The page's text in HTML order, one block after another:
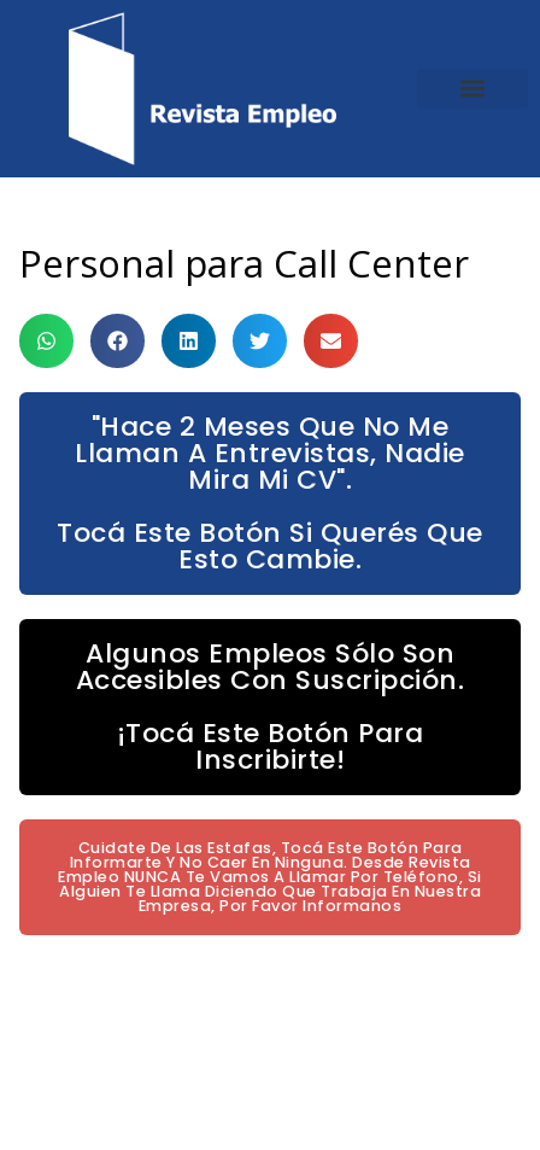
Personal para Call Center
"Hace 2 Meses Que No Me
Llaman A Entrevistas, Nadie
Mira Mi CV".
Tocá Este Botón Si Querés Que
Esto Cambie.
Algunos Empleos Sólo Son
Accesibles Con Suscripción.
¡Tocá Este Botón Para
Inscribirte!
Cuidate De Las Estafas, Tocá Este Botón Para
Informarte Y No Caer En Ninguna. Desde Revista
Empleo NUNCA Te Vamos A Llamar Por Teléfono, Si
Alguien Te Llama Diciendo Que Trabaja En Nuestra
Empresa, Por Favor Informanos